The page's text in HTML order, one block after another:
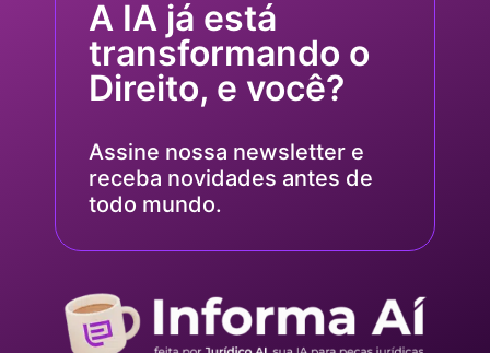
A IA já está
transformando o
Direito, e você?
Assine nossa newsletter e
receba novidades antes de
todo mundo.